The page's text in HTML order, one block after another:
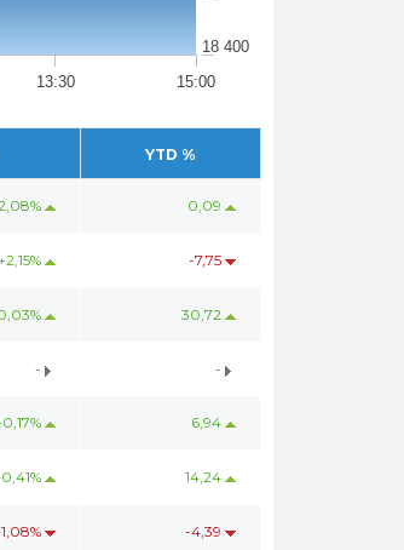
13:30 15:00
18 400
YTD %
0,09
-7,75
30,72
- -
6,94
14,24
-4,39